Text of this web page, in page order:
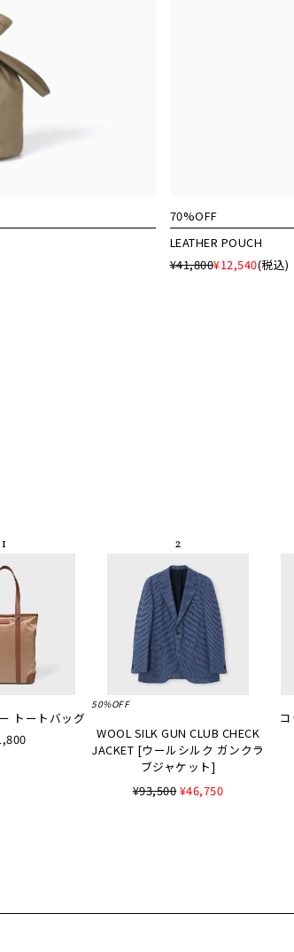
70%OFF
LEATHER POUCH
¥41,800¥12,540(税込)
トートバッグ
50%OFF
WOOL SILK GUN CLUB CHECK
JACKET [ウールシルク ガンクラ
ブジャケット]
¥93,500¥46,750